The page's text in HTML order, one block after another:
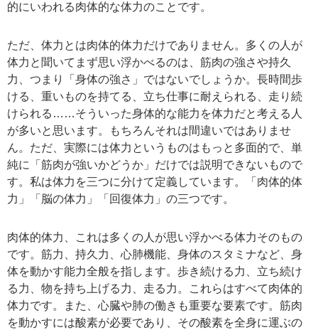
的にいわれる肉体的な体力のことです。
ただ、体力とは肉体的体力だけでありません。多くの人が
体力と聞いてまず思い浮かべるのは、筋肉の強さや持久
力、つまり「身体の強さ」ではないでしょうか。長時間歩
ける、重いものを持てる、立ち仕事に耐えられる、走り続
けられる……そういった身体的な能力を体力だと考える人
が多いと思います。もちろんそれは間違いではありませ
ん。ただ、実際には体力というものはもっと多面的で、単
純に「筋肉が強いかどうか」だけでは説明できないもので
す。私は体力を三つに分けて定義しています。「肉体的体
力」「脳の体力」「回復体力」の三つです。
肉体的体力、これは多くの人が思い浮かべる体力そのもの
です。筋力、持久力、心肺機能、身体のスタミナなど、身
体を動かす能力全般を指します。歩き続ける力、立ち続け
る力、物を持ち上げる力、走る力。これらはすべて肉体的
体力です。また、心臓や肺の働きも重要な要素です。筋肉
を動かすには酸素が必要であり、その酸素を全身に運ぶの